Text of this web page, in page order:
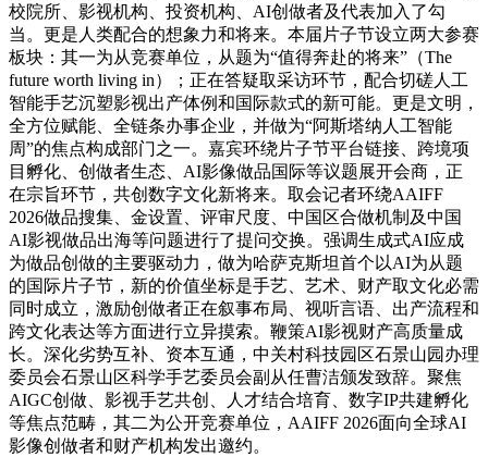
校院所、影视机构、投资机构、AI创做者及代表加入了勾
当。更是人类配合的想象力和将来。本届片子节设立两大参赛
板块：其一为从竞赛单位，从题为“值得奔赴的将来”（The
future worth living in）；正在答疑取采访环节，配合切磋人工
智能手艺沉塑影视出产体例和国际款式的新可能。更是文明，
全方位赋能、全链条办事企业，并做为“阿斯塔纳人工智能
周”的焦点构成部门之一。嘉宾环绕片子节平台链接、跨境项
目孵化、创做者生态、AI影像做品国际等议题展开会商，正
在宗旨环节，共创数字文化新将来。取会记者环绕AAIFF
2026做品搜集、金设置、评审尺度、中国区合做机制及中国
AI影视做品出海等问题进行了提问交换。强调生成式AI应成
为做品创做的主要驱动力，做为哈萨克斯坦首个以AI为从题
的国际片子节，新的价值坐标是手艺、艺术、财产取文化必需
同时成立，激励创做者正在叙事布局、视听言语、出产流程和
跨文化表达等方面进行立异摸索。鞭策AI影视财产高质量成
长。深化劣势互补、资本互通，中关村科技园区石景山园办理
委员会石景山区科学手艺委员会副从任曹洁颁发致辞。聚焦
AIGC创做、影视手艺共创、人才结合培育、数字IP共建孵化
等焦点范畴，其二为公开竞赛单位，AAIFF 2026面向全球AI
影像创做者和财产机构发出邀约。